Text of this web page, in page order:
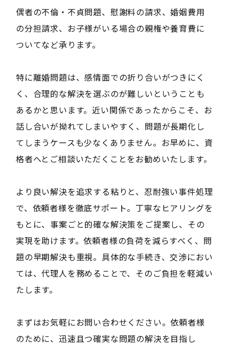
偶者の不倫・不貞問題、慰謝料の請求、婚姻費用
の分担請求、お子様がいる場合の親権や養育費に
ついてなど承ります。
特に離婚問題は、感情面での折り合いがつきにく
く、合理的な解決を選ぶのが難しいということも
あるかと思います。近い関係であったからこそ、お
話し合いが拗れてしまいやすく、問題が長期化し
てしまうケースも少なくありません。お早めに、資
格者へとご相談いただくことをお勧めいたします。
より良い解決を追求する粘りと、忍耐強い事件処理
で、依頼者様を徹底サポート。丁寧なヒアリングを
もとに、事案ごと的確な解決策をご提案し、その
実現を助けます。依頼者様の負荷を減らすべく、問
題の早期解決も重視。具体的な手続き、交渉におい
ては、代理人を務めることで、そのご負担を軽減い
たします。
まずはお気軽にお問い合わせください。依頼者様
のために、迅速且つ確実な問題の解決を目指し